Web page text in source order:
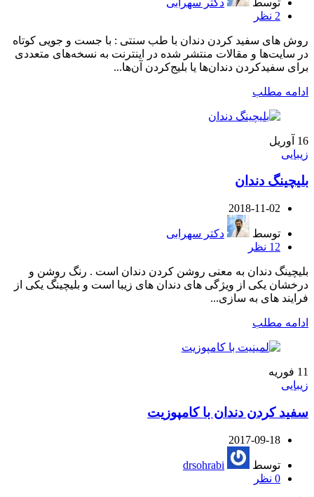
2 نظر
روش های سفید کردن دندان با طب سنتی : با جست‌ و‌ جویی کوتاه
در سایت‌ها و مقالات منتشر شده در اینترنت به نسخه‌های متعددی
برای سفیدکردن دندان‌ها یا بلیج‌کردن آن‌ها...
ادامه مطلب
16 آوریل
زیبایی
بلیچینگ دندان
2018-11-02
توسط
دکتر سهرابی
12 نظر
بلیچینگ دندان به معنی روشن کردن دندان است . رنگ روشن و
درخشان یکی از ویژگی های دندان های زیبا است و بلیچینگ یکی از
فرایند های به سازی...
ادامه مطلب
11 فوریه
زیبایی
سفید کردن دندان با کامپوزیت
2017-09-18
توسط
drsohrabi
0 نظر